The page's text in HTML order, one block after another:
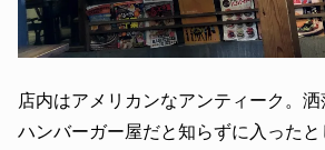
店内はアメリカンなアンティーク。洒
ハンバーガー屋だと知らずに入った